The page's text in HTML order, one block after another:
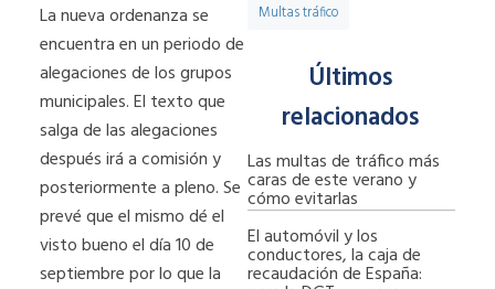
La nueva ordenanza se
encuentra en un periodo de
alegaciones de los grupos
municipales. El texto que
salga de las alegaciones
después irá a comisión y
posteriormente a pleno. Se
prevé que el mismo dé el
visto bueno el día 10 de
septiembre por lo que la
Multas tráfico
Últimos
relacionados
Las multas de tráfico más
caras de este verano y
cómo evitarlas
El automóvil y los
conductores, la caja de
recaudación de España: